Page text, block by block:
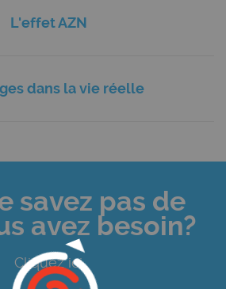
L'effet AZN
dans la vie réelle
savez pas de
avez besoin?
Cliquez ici